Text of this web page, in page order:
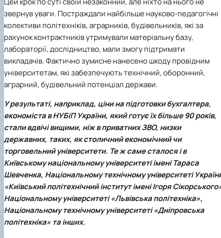
звернув уваги. Постраждали найбільше науково-педагогічні
колективи політехніків, аграрників, будівельників, які за
рахунок контрактників утримували матеріальну базу,
лабораторії, дослідництво, мали змогу підтримати
викладачів. Фактично зумисне нанесено шкоду провідним
університетам, які забезпечують технічний, оборонний,
аграрний, будівельний потенціал держави.
У результаті, наприклад, ціни на підготовки бухгалтера,
економіста вНУБіП України, який готує їх більше 90 років,
стали вдвічі вищими, ніж в приватних ЗВО, низки
державних, таких, як столичний економічний чи
торговельний університети. Те ж саме сталося і в
Київському національному університеті імені Тараса
Шевченка, Національному технічному університеті
«Київський політехнічний інститут імені Ігоря
Національному університеті «Львівська політехніка»,
Національному технічному університеті «Дніпровська
політехніка» та інших.